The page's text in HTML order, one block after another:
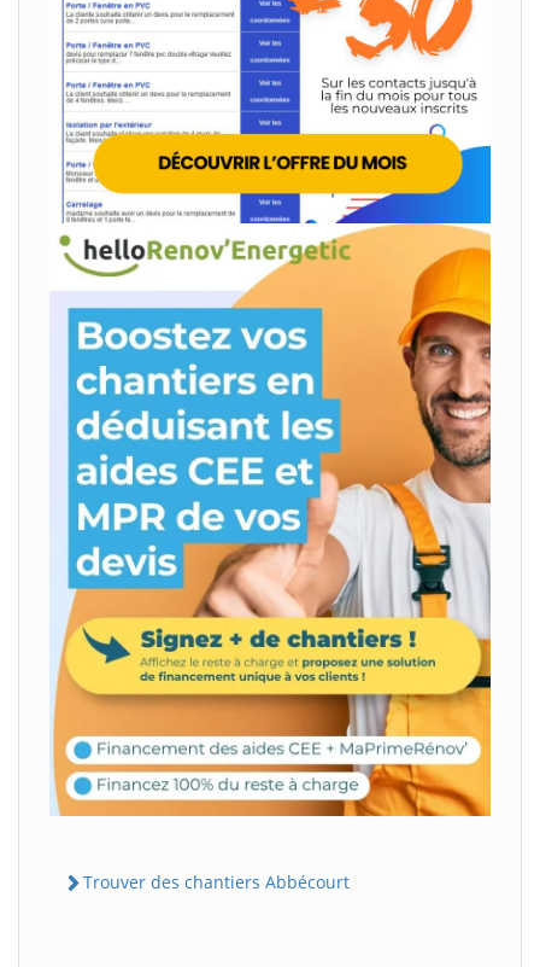
Trouver des chantiers Abbécourt